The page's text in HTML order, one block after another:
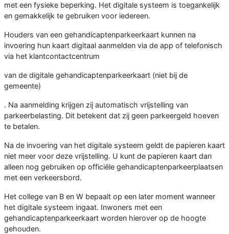
met een fysieke beperking. Het digitale systeem is toegankelijk
en gemakkelijk te gebruiken voor iedereen.
Houders van een gehandicaptenparkeerkaart kunnen na
invoering hun kaart digitaal aanmelden via de app of telefonisch
via het klantcontactcentrum
van de digitale gehandicaptenparkeerkaart (niet bij de
gemeente)
. Na aanmelding krijgen zij automatisch vrijstelling van
parkeerbelasting. Dit betekent dat zij geen parkeergeld hoeven
te betalen.
Na de invoering van het digitale systeem geldt de papieren kaart
niet meer voor deze vrijstelling. U kunt de papieren kaart dan
alleen nog gebruiken op officiële gehandicaptenparkeerplaatsen
met een verkeersbord.
Het college van B en W bepaalt op een later moment wanneer
het digitale systeem ingaat. Inwoners met een
gehandicaptenparkeerkaart worden hierover op de hoogte
gehouden.